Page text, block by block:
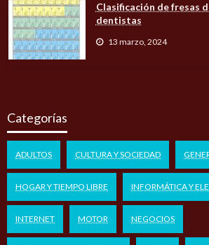
Clasificación de fresas
dentistas
13 marzo, 2024
Categorías
ADULTOS CULTURA Y SOCIEDAD
HOGAR Y TIEMPO LIBRE INFORMÁTICA Y
INTERNET MOTOR NEGOCIOS